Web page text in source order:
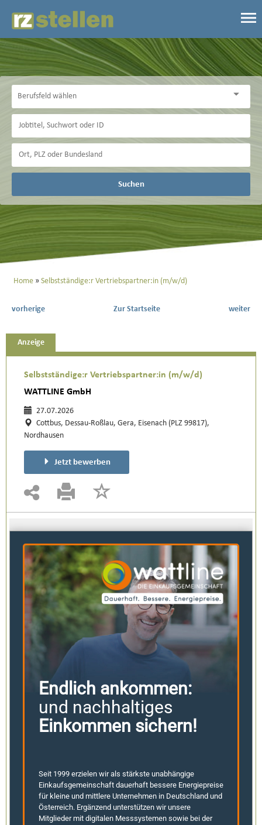
Suchen
Home Selbstständige:r Vertriebspartner:in (m/w/d)
vorherige Zur Startseite weiter
Anzeige
Selbstständige:r Vertriebspartner:in (m/w/d)
WATTLINE GmbH
27.07.2026
Cottbus, Dessau-Roßlau, Gera, Eisenach (PLZ 99817),
Nordhausen
Jetzt bewerben